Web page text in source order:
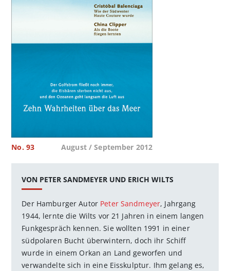
No. 93 August / September 2012
VON PETER SANDMEYER UND ERICH WILTS
Der Hamburger Autor Peter Sandmeyer, Jahrgang
1944, lernte die Wilts vor 21 Jahren in einem langen
Funkgespräch kennen. Sie wollten 1991 in einer
südpolaren Bucht überwintern, doch ihr Schiff
wurde in einem Orkan an Land geworfen und
verwandelte sich in eine Eisskulptur. Ihm gelang es,